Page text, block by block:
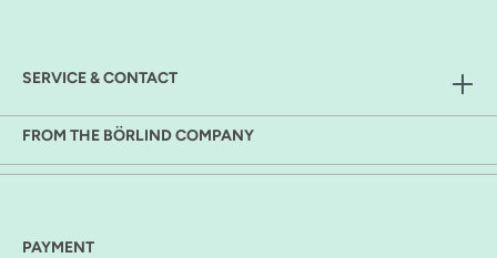
SERVICE & CONTACT
FROM THE BÖRLIND COMPANY
PAYMENT